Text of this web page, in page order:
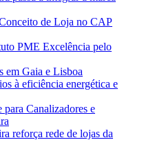
de Loja no CAP
PME Excelência pelo
em Gaia e Lisboa
à eficiência energética e
Canalizadores e
reforça rede de lojas da